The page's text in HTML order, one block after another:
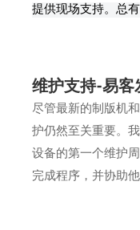
提供现场支持。总
维护支持-易客
尽管最新的制版机
护仍然至关重要。
设备的第一个维护
完成程序，并协助